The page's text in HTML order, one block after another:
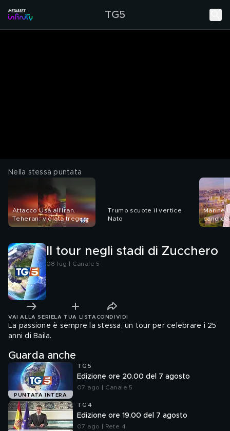
TG5
Nella stessa puntata
Attacco Usa all'Iran.
Teheran: violata tregua
Trump scuote il vertice
Nato
Marine
Il tour negli stadi di Zucchero
08 lug | Canale 5
VAI ALLA SERIE LA TUA LISTA CONDIVIDI
La passione è sempre la stessa, un tour per celebrare i 25
anni di Baila.
Guarda anche
PUNTATA INTERA
TG5
Edizione ore 20.00 del 7 agosto
07 ago | Canale 5
TG4
Edizione ore 19.00 del 7 agosto
07 ago | Rete 4